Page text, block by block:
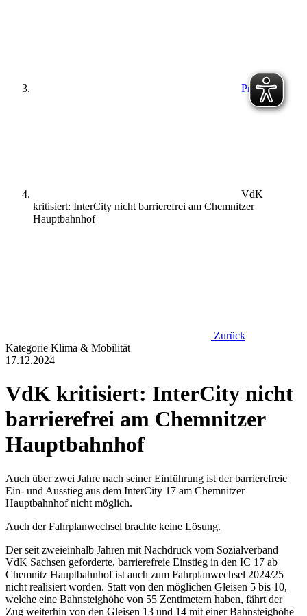
Presse
VdK
kritisiert: InterCity nicht barrierefrei am Chemnitzer
Hauptbahnhof
Zurück
Kategorie Klima & Mobilität
17.12.2024
VdK kritisiert: InterCity nicht
barrierefrei am Chemnitzer
Hauptbahnhof
­Auch über zwei Jahre nach seiner Einführung ist der barrierefreie
Ein- und Ausstieg aus dem InterCity 17 am Chemnitzer
Hauptbahnhof nicht möglich.
­Auch der Fahrplanwechsel brachte keine Lösung.
Der seit zweieinhalb Jahren mit Nachdruck vom Sozialverband
VdK Sachsen geforderte, barrierefreie Einstieg in den IC 17 ab
Chemnitz Hauptbahnhof ist auch zum Fahrplanwechsel 2024/25
nicht realisiert worden. Statt von den möglichen Gleisen 5 bis 10,
welche eine Bahnsteighöhe von 55 Zentimetern haben, fährt der
Zug weiterhin von den Gleisen 13 und 14 mit einer Bahnsteighöhe